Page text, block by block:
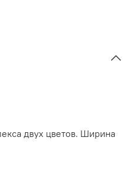
двух цветов. Ширина